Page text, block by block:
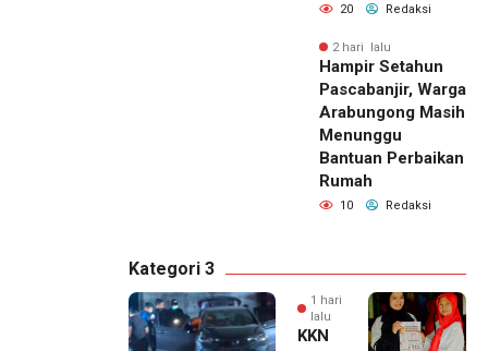
20 Redaksi
2 hari lalu
Hampir Setahun
Pascabanjir, Warga
Arabungong Masih
Menunggu
Bantuan Perbaikan
Rumah
10 Redaksi
Kategori 3
1 hari
lalu
KKN